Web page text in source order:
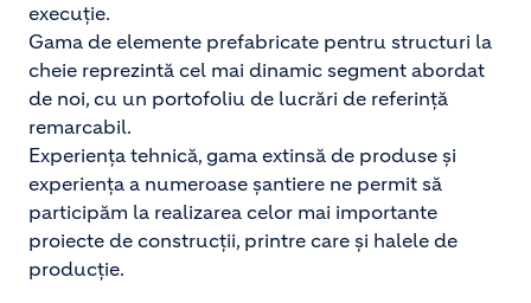
execuție.
Gama de elemente prefabricate pentru structuri la
cheie reprezintă cel mai dinamic segment abordat
de noi, cu un portofoliu de lucrări de referință
remarcabil.
Experiența tehnică, gama extinsă de produse și
experiența a numeroase șantiere ne permit să
participăm la realizarea celor mai importante
proiecte de construcții, printre care și halele de
producție.